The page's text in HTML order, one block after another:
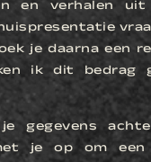
en verhalen
je daarna een
ik dit bedrag
gegevens
je op om